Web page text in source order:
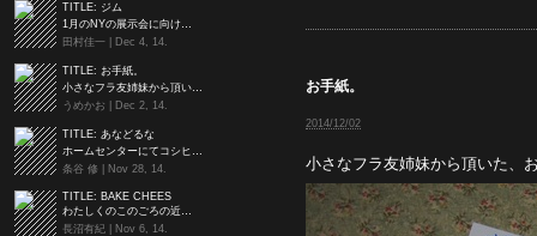
お手紙。
2014/12/02
小さなフラ友姉妹から頂いた、
TITLE: ジム
1月のNYの展示会に向け…
田村佳一 | Dec 4, 14.
TITLE: お手紙。
小さなフラ友姉妹から頂い…
うめかお | Dec 2, 14.
TITLE: あなどるな
ホームセンターにてコシヒ…
条谷 修 | Nov 28, 14.
TITLE: BAKE CHEES
わたしくのこのごろの近…
長沼有紀 | Nov 6, 14.